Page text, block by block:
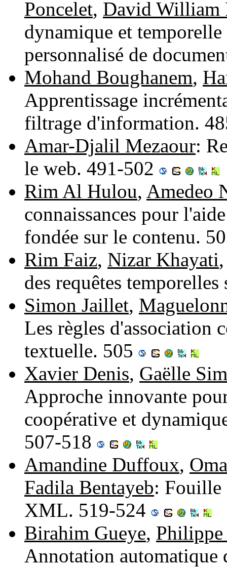
Poncelet, David William
dynamique et
personnalisé de
Mohand Boughanem,
Apprentissage
filtrage d'information.
Amar-Djalil Mezaour:
le web. 491-502
Rim Al Hulou, Amedeo
connaissances pour
fondée sur le contenu.
Rim Faiz, Nizar Khayati
des requêtes
Simon Jaillet,
Les règles d'association
textuelle. 505
Xavier Denis, Gaëlle
Approche innovante
coopérative et
507-518
Amandine Duffoux,
Fadila Bentayeb: Fouille
XML. 519-524
Birahim Gueye,
Annotation